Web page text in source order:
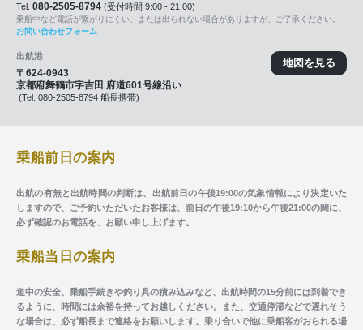
Tel. 080-2505-8794 (受付時間 9:00 - 21:00)
乗船中など電話が繋がりにくい、または出られない場合がありますが、ご了承ください。
お問い合わせフォーム
地図を見る
出航港
〒624-0943
京都府舞鶴市字吉田 府道601号線沿い
(Tel. 080-2505-8794 船長携帯)
乗船前日の案内
出航の有無と出航時間の判断は、出航前日の午後19:00の気象情報により決定いた
しますので、ご予約いただいたお客様は、前日の午後19:10から午後21:00の間に、
必ず確認のお電話を、お願い申し上げます。
乗船当日の案内
道中の安全、乗船手続きや釣り具の積み込みなど、出航時間の15分前には到着でき
るように、時間には余裕を持ってお越しください。また、交通停滞などで遅れそう
な場合は、必ず船長まで連絡をお願いします。乗り合いで他に乗船客がおられる場